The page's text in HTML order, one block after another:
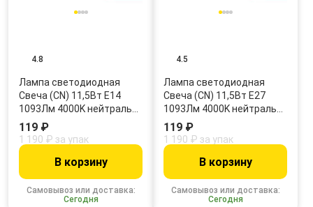
4.8
Лампа светодиодная
Свеча (CN) 11,5Вт E14
1093Лм 4000K нейтраль…
Самовывоз или доставка:
Сегодня
119 ₽
1 190 ₽ за упак
В корзину
4.5
Лампа светодиодная
Свеча (CN) 11,5Вт E27
1093Лм 4000K нейтраль…
Самовывоз или доставка:
Сегодня
119 ₽
1 190 ₽ за упак
В корзину